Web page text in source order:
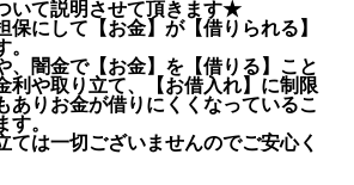
いて説明させて頂きます★
にして【お金】が【借りられる】
、闇金で【お金】を【借りる】こと
利や取り立て、【お借入れ】に制限
ありお金が借りにくくなっているこ
す。
ては一切ございませんのでご安心く